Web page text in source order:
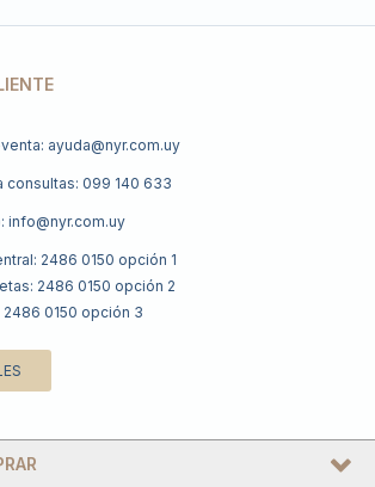
ayuda@nyr.com.uy
consultas: 099 140 633
info@nyr.com.uy
2486 0150 opción 1
2486 0150 opción 2
0150 opción 3